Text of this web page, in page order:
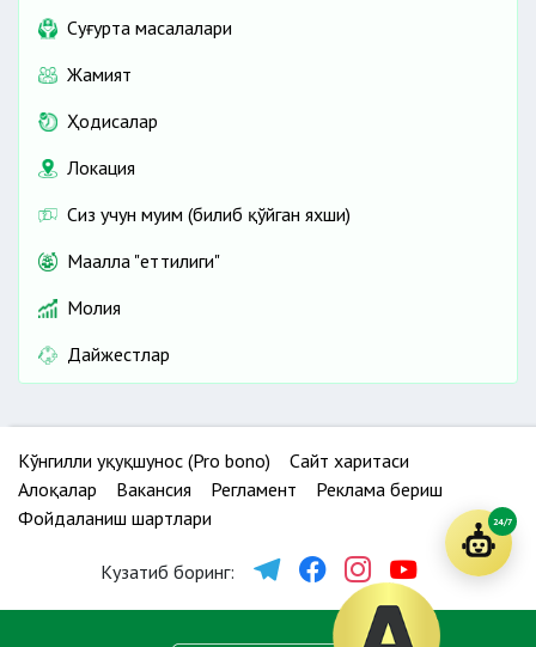
Cуғурта масалалари
Жамият
Ҳодисалар
Локация
Сиз учун муҳим (билиб қўйган яхши)
Маҳалла "еттилиги"
Молия
Дайжестлар
Кўнгилли ҳуқуқшунос (Pro bono)
Сайт харитаси
Алоқалар
Вакансия Регламент
Реклама бериш
Фойдаланиш шартлари
Кузатиб боринг:
24/7